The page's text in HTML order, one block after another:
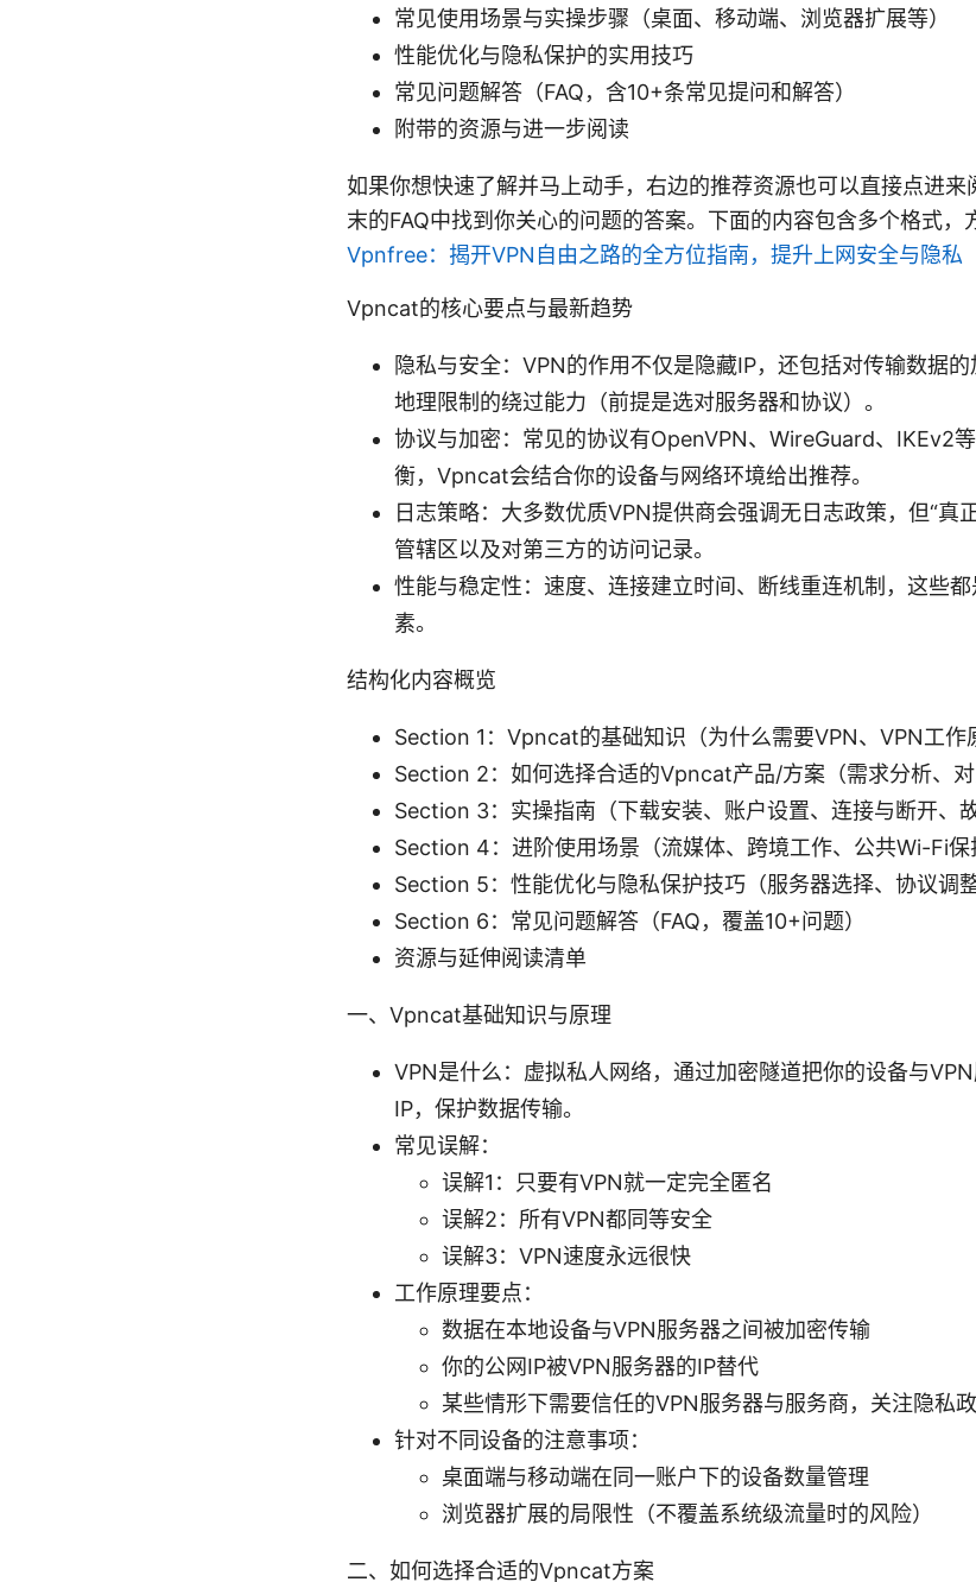
常见使用场景与实操步骤（桌面、移动端、浏览器扩展等）
性能优化与隐私保护的实用技巧
常见问题解答（FAQ，含10+条常见提问和解答）
附带的资源与进一步阅读
如果你想快速了解并马上动手，右边的推荐资源也可以直接点进
末的FAQ中找到你关心的问题的答案。下面的内容包含多个格式，
Vpnfree：揭开VPN自由之路的全方位指南，提升上网安全与隐私
Vpncat的核心要点与最新趋势
隐私与安全：VPN的作用不仅是隐藏IP，还包括对传输数据
地理限制的绕过能力（前提是选对服务器和协议）。
协议与加密：常见的协议有OpenVPN、WireGuard、IKEv2
衡，Vpncat会结合你的设备与网络环境给出推荐。
日志策略：大多数优质VPN提供商会强调无日志政策，但“真
管辖区以及对第三方的访问记录。
性能与稳定性：速度、连接建立时间、断线重连机制，这些
素。
结构化内容概览
Section 1：Vpncat的基础知识（为什么需要VPN、VPN工作
Section 2：如何选择合适的Vpncat产品/方案（需求分析、对
Section 3：实操指南（下载安装、账户设置、连接与断开、故
Section 4：进阶使用场景（流媒体、跨境工作、公共Wi-Fi保
Section 5：性能优化与隐私保护技巧（服务器选择、协议调
Section 6：常见问题解答（FAQ，覆盖10+问题）
资源与延伸阅读清单
一、Vpncat基础知识与原理
VPN是什么：虚拟私人网络，通过加密隧道把你的设备与
IP，保护数据传输。
常见误解：
误解1：只要有VPN就一定完全匿名
误解2：所有VPN都同等安全
误解3：VPN速度永远很快
工作原理要点：
数据在本地设备与VPN服务器之间被加密传输
你的公网IP被VPN服务器的IP替代
某些情形下需要信任的VPN服务器与服务商，关注隐私
针对不同设备的注意事项：
桌面端与移动端在同一账户下的设备数量管理
浏览器扩展的局限性（不覆盖系统级流量时的风险）
二、如何选择合适的Vpncat方案